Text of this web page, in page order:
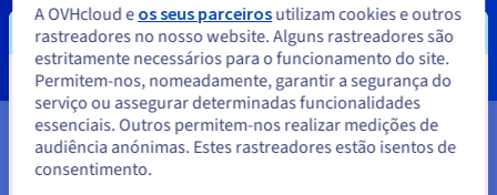
Liguem-me
Parece que está localizado em
Estados Unidos.
Para encomendar a partir de Estados Unidos, terá de consultar e
A OVHcloud e os seus parceirosutilizam cookies e outros
rastreadores no nosso website. Alguns rastreadores são
estritamente necessários para o funcionamento do site.
Permitem-nos, nomeadamente, garantir a segurança do
serviço ou assegurar determinadas funcionalidades
essenciais. Outros permitem-nos realizar medições de
audiência anónimas. Estes rastreadores estão isentos de
consentimento.